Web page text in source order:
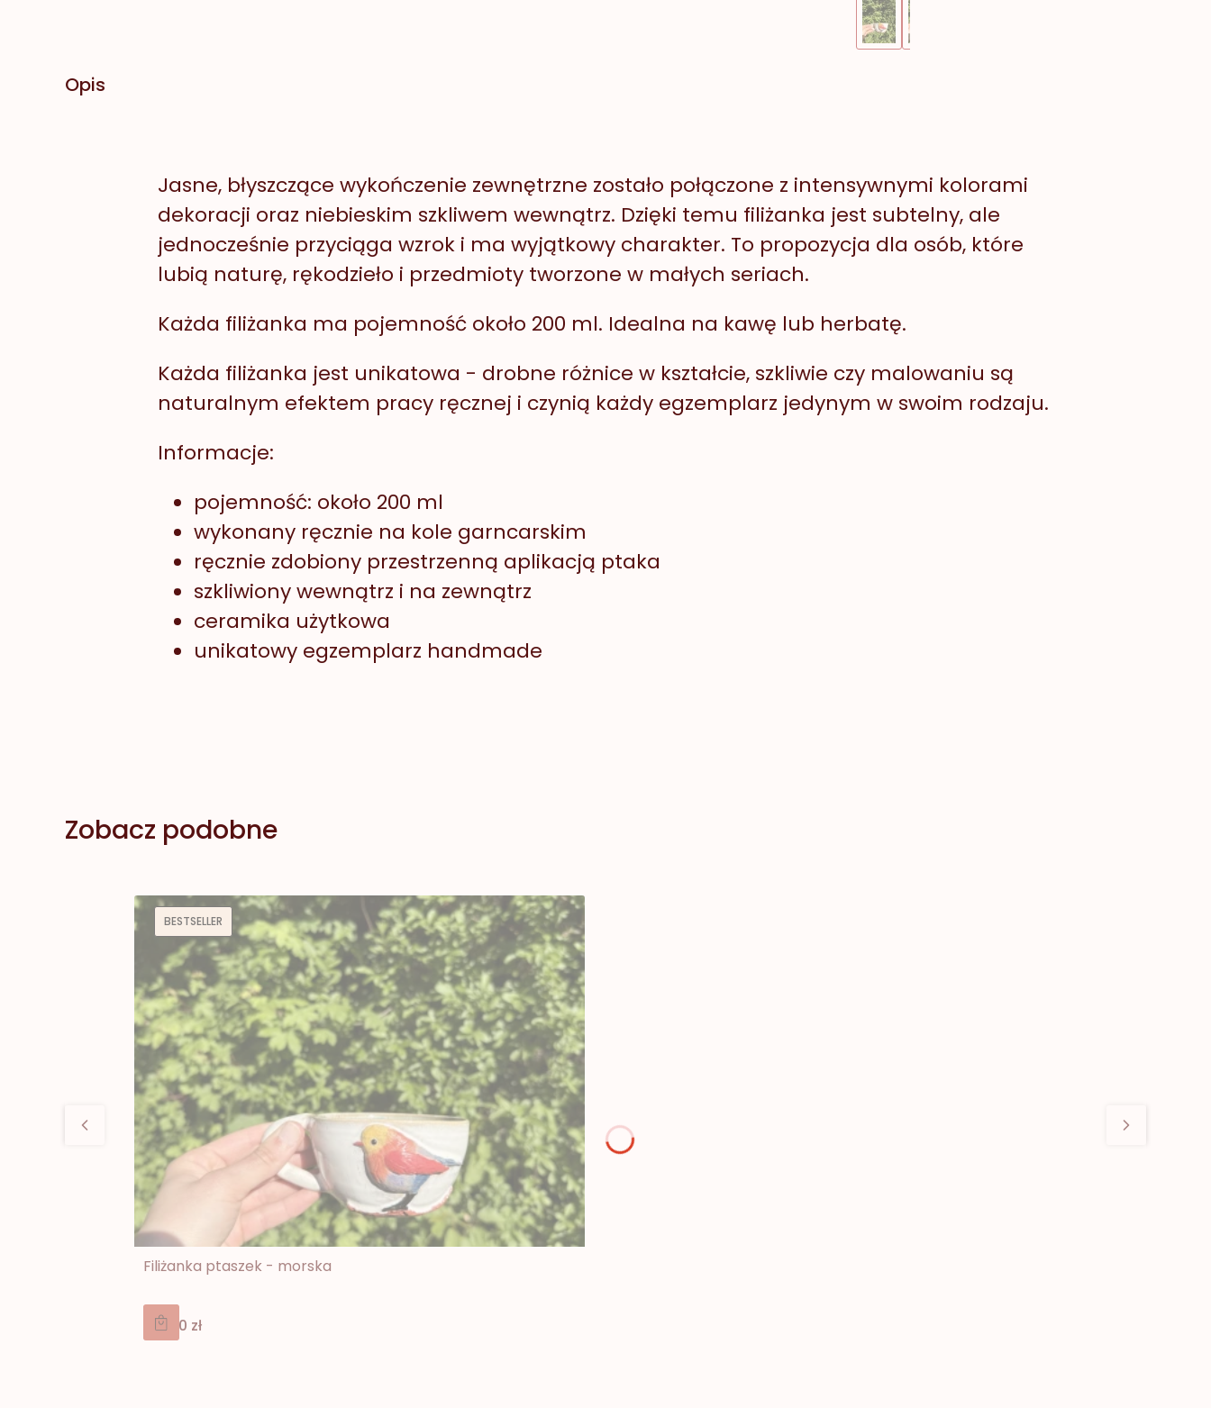
Opis
Jasne, błyszczące wykończenie zewnętrzne zostało połączone z intensywnymi kolorami
dekoracji oraz niebieskim szkliwem wewnątrz. Dzięki temu filiżanka jest subtelny, ale
jednocześnie przyciąga wzrok i ma wyjątkowy charakter. To propozycja dla osób, które
lubią naturę, rękodzieło i przedmioty tworzone w małych seriach.
Każda filiżanka ma pojemność około 200 ml. Idealna na kawę lub herbatę.
Każda filiżanka jest unikatowa - drobne różnice w kształcie, szkliwie czy malowaniu są
naturalnym efektem pracy ręcznej i czynią każdy egzemplarz jedynym w swoim rodzaju.
Informacje:
pojemność: około 200 ml
wykonany ręcznie na kole garncarskim
ręcznie zdobiony przestrzenną aplikacją ptaka
szkliwiony wewnątrz i na zewnątrz
ceramika użytkowa
unikatowy egzemplarz handmade
Zobacz podobne
BESTSELLER
Filiżanka ptaszek - morska
Cena
139,00 zł